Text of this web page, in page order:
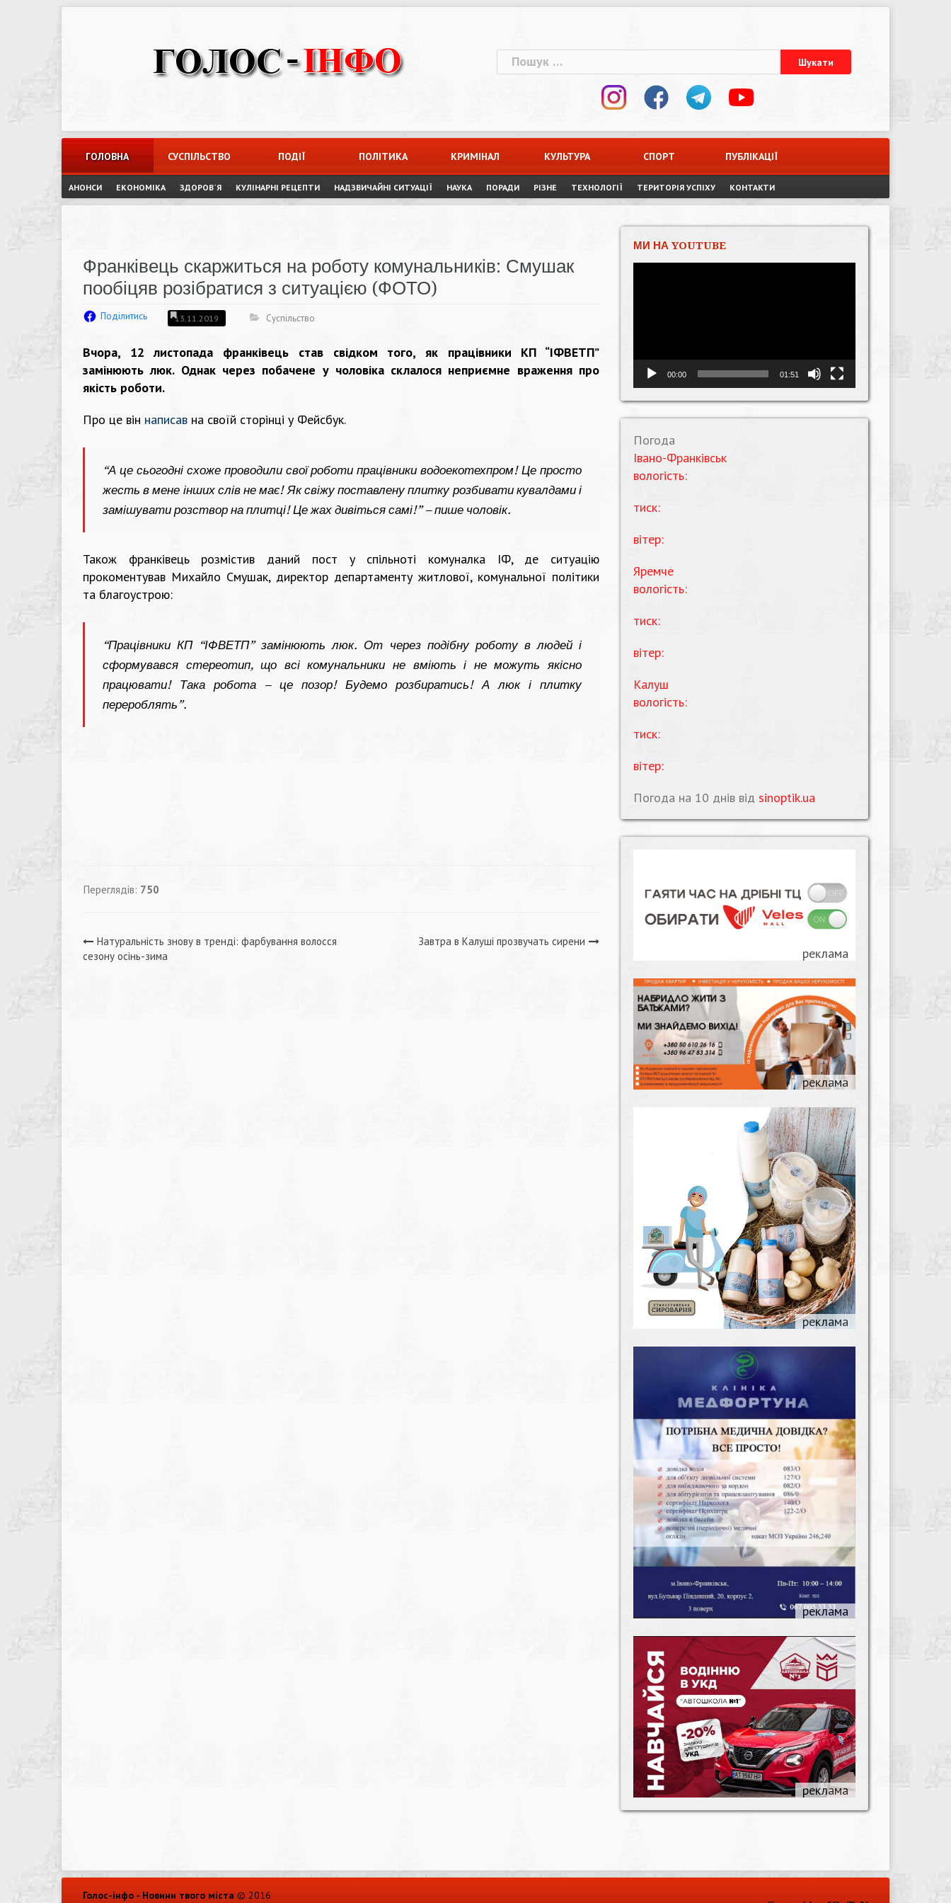
Пошук:
ГОЛОВНА СУСПІЛЬСТВО ПОДІЇ ПОЛІТИКА КРИМІНАЛ КУЛЬТУРА СПОРТ ПУБЛІКАЦІЇ
АНОНСИ ЕКОНОМІКА ЗДОРОВ`Я КУЛІНАРНІ РЕЦЕПТИ НАДЗВИЧАЙНІ СИТУАЦІЇ НАУКА ПОРАДИ РІЗНЕ ТЕХНОЛОГІЇ ТЕРИТОРІЯ УСПІХУ КОНТАКТИ
Франківець скаржиться на роботу комунальників: Смушак
пообіцяв розібратися з ситуацією (ФОТО)
Поділитись 13.11.2019 Суспільство
Вчора, 12 листопада франківець став свідком того, як працівники КП “ІФВЕТП”
замінюють люк. Однак через побачене у чоловіка склалося неприємне враження про
якість роботи.
Про це він написав на своїй сторінці у Фейсбук.
“А це сьогодні схоже проводили свої роботи працівники водоекотехпром! Це просто
жесть в мене інших слів не має! Як свіжу поставлену плитку розбивати кувалдами і
замішувати розствор на плитці! Це жах дивіться самі!” – пише чоловік.
Також франківець розмістив даний пост у спільноті комуналка ІФ, де ситуацію
прокоментував Михайло Смушак, директор департаменту житлової, комунальної політики
та благоустрою:
“Працівники КП “ІФВЕТП” замінюють люк. От через подібну роботу в людей і
сформувався стереотип, що всі комунальники не вміють і не можуть якісно
працювати! Така робота – це позор! Будемо розбиратись! А люк і плитку
перероблять”.
Переглядів: 750
Навігація
Натуральність знову в тренді: фарбування волосся
сезону осінь-зима
Завтра в Калуші прозвучать сирени
МИ НА YOUTUBE
00:00 01:51
Погода
Івано-Франківськ
вологість:
тиск:
вітер:
Яремче
вологість:
тиск:
вітер:
Калуш
вологість:
тиск:
вітер:
Погода на 10 днів від sinoptik.ua
Голос-інфо - Новини твого міста © 2016